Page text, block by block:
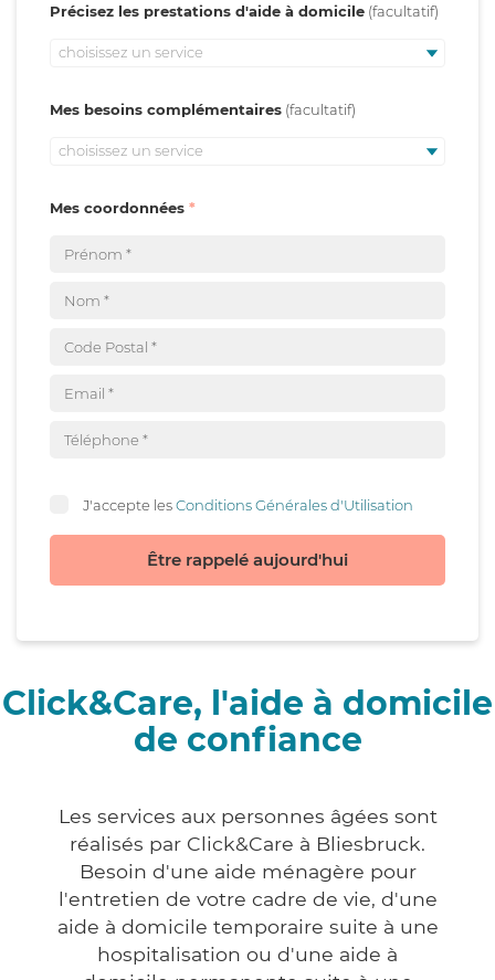
Précisez les prestations d'aide à domicile
choisissez un service
Mes besoins complémentaires
choisissez un service
Mes coordonnées
J'accepte lesConditions Générales d'Utilisation
Être rappelé aujourd'hui
Click&Care, l'aide à domicile
de confiance
Les services aux personnes âgées sont
réalisés par Click&Care à Bliesbruck.
Besoin d'une aide ménagère pour
l'entretien de votre cadre de vie, d'une
aide à domicile temporaire suite à une
hospitalisation ou d'une aide à